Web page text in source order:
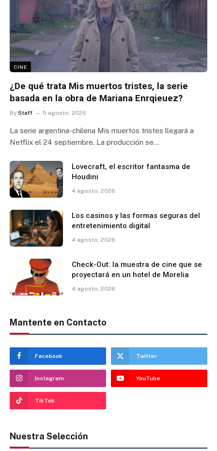
CINE
¿De qué trata Mis muertos tristes, la serie
basada en la obra de Mariana Enrqieuez?
By Staff 5 agosto, 2026
La serie argentina-chilena Mis muertos tristes llegará a
Netflix el 24 septiembre. La producción se…
Lovecraft, el escritor fantasma de
Houdini
4 agosto, 2026
Los casinos y las formas seguras del
entretenimiento digital
4 agosto, 2026
Check-Out: la muestra de cine que se
proyectará en un hotel de Morelia
4 agosto, 2026
Mantente en Contacto
Facebook Twitter
Instagram YouTube
TikTok
Nuestra Selección